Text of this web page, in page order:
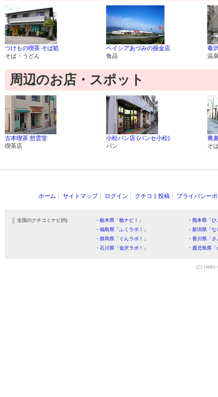
つけもの喫茶 そば処
そば・うどん
ベイシアあづみの掘金店
食品
毒
温
周辺のお店・スポット
古本喫茶 想雲堂
喫茶店
小松パン店 (パンセ小松)
パン
蕎
そ
ホーム サイトマップ ログイン クチコミ投稿 プライバシー
全国のクチコミナビ(R) ・栃木県「栃ナビ！」
・熊本県「
・福島県「ふくラボ！」
・新潟県「
・群馬県「ぐんラボ！」
・香川県「
・石川県「金沢ラボ！」
・鹿児島県
(C) HitBit